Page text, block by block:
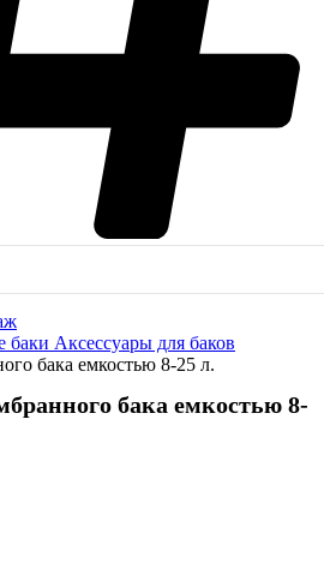
баки Аксессуары для баков
бака емкостью 8-25 л.
бака емкостью 8-